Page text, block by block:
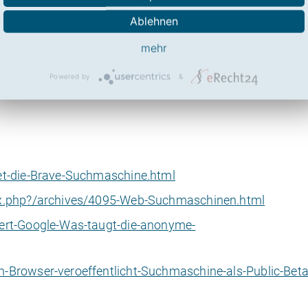
zu Brave Search
Brave-Suchmaschine.html
archives/4095-Web-Suchmaschinen.html
Google-Was-taugt-die-anonyme-
veroeffentlicht-Suchmaschine-als-Public-
Ablehnen
mehr
Powered by &